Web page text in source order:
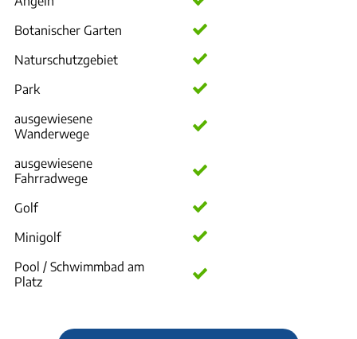
Botanischer Garten
Naturschutzgebiet
Park
ausgewiesene
Wanderwege
ausgewiesene
Fahrradwege
Golf
Minigolf
Pool / Schwimmbad am
Platz